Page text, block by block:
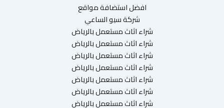
افضل استضافة مواقع
شركة سيو الساعي
شراء اثاث مستعمل بالرياض
شراء اثاث مستعمل بالرياض
شراء اثاث مستعمل بالرياض
شراء اثاث مستعمل بالرياض
شراء اثاث مستعمل بالرياض
شراء اثاث مستعمل بالرياض
شراء اثاث مستعمل بالرياض